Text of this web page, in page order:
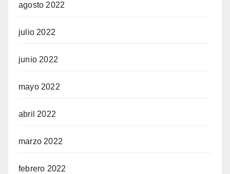
agosto 2022
julio 2022
junio 2022
mayo 2022
abril 2022
marzo 2022
febrero 2022